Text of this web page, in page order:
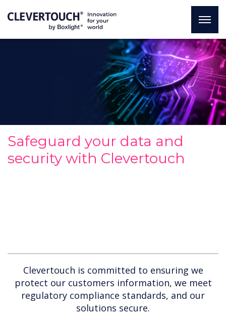
Safeguard your data and
security with Clevertouch
Clevertouch is committed to ensuring we
protect our customers information, we meet
regulatory compliance standards, and our
solutions secure.